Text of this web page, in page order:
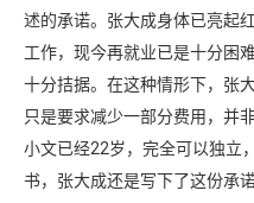
述的承诺。张大成身体已亮起
工作，现今再就业已是十分困
十分拮据。在这种情形下，张
只是要求减少一部分费用，并
小文已经22岁，完全可以独立
书，张大成还是写下了这份承